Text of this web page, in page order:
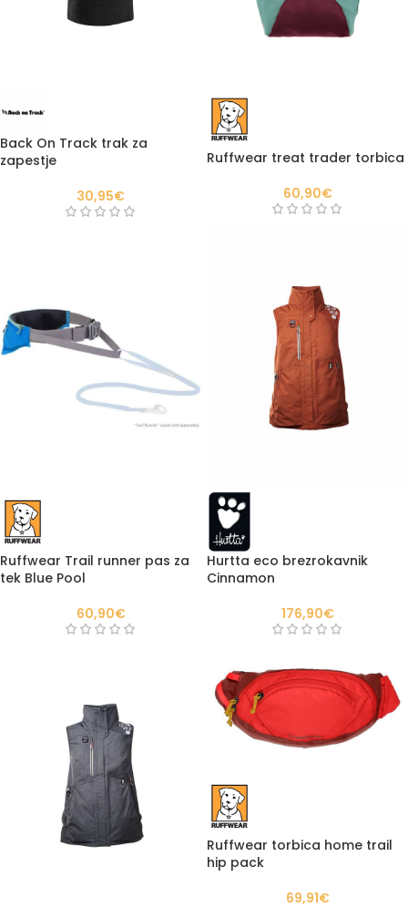
Back On Track trak za
zapestje
30,95€
Ruffwear treat trader torbica
60,90€
Ruffwear Trail runner pas za
tek Blue Pool
60,90€
Hurtta eco brezrokavnik
Cinnamon
176,90€
Ruffwear torbica home trail
hip pack
69,91€